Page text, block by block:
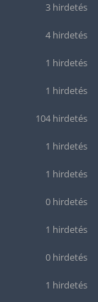
3 hirdetés
4 hirdetés
1 hirdetés
1 hirdetés
104 hirdetés
1 hirdetés
1 hirdetés
0 hirdetés
1 hirdetés
0 hirdetés
1 hirdetés